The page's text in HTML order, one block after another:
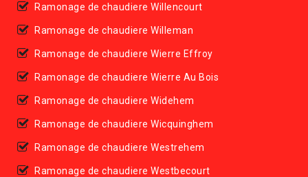
Ramonage de chaudiere Willencourt
Ramonage de chaudiere Willeman
Ramonage de chaudiere Wierre Effroy
Ramonage de chaudiere Wierre Au Bois
Ramonage de chaudiere Widehem
Ramonage de chaudiere Wicquinghem
Ramonage de chaudiere Westrehem
Ramonage de chaudiere Westbecourt